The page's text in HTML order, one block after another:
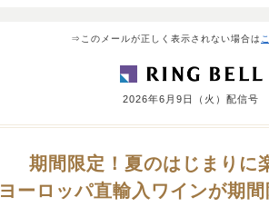
⇒このメールが正しく表示されない場合は
2026年6月9日（火）配信号
期間限定！夏のはじまりに
ヨーロッパ直輸入ワインが期